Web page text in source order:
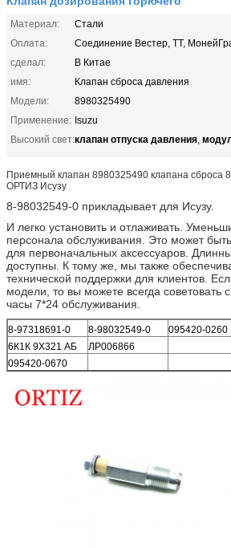
Материал:
Стали
Оплата:
Соединение Вестер, ТТ,
сделал:
В Китае
имя:
Клапан сброса давления
Модели:
8980325490
Применение: Isuzu
Высокий свет:клапан отпуска давления,
Приемный клапан 8980325490 клапана сброса
ОРТИЗ Исузу
8-98032549-0 прикладывает для Исузу.
И легко установить и отлаживать.
персонала обслуживания. Это может
для первоначальных аксессуаров.
доступны. К тому же, мы также
технической поддержки для клиентов.
модели, то вы можете всегда
часы 7*24 обслуживания.
8-97318691-0 8-98032549-0 095420-0260
6К1К 9Х321 АБ
ЛР006866
095420-0670